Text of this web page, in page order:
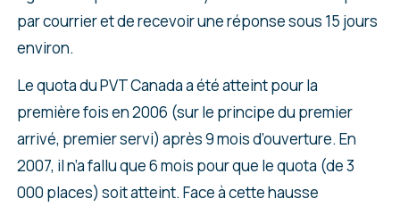
par courrier et de recevoir une réponse sous 15 jours
environ.
Le quota du PVT Canada a été atteint pour la
première fois en 2006 (sur le principe du premier
arrivé, premier servi) après 9 mois d’ouverture. En
2007, il n’a fallu que 6 mois pour que le quota (de 3
000 places) soit atteint. Face à cette hausse